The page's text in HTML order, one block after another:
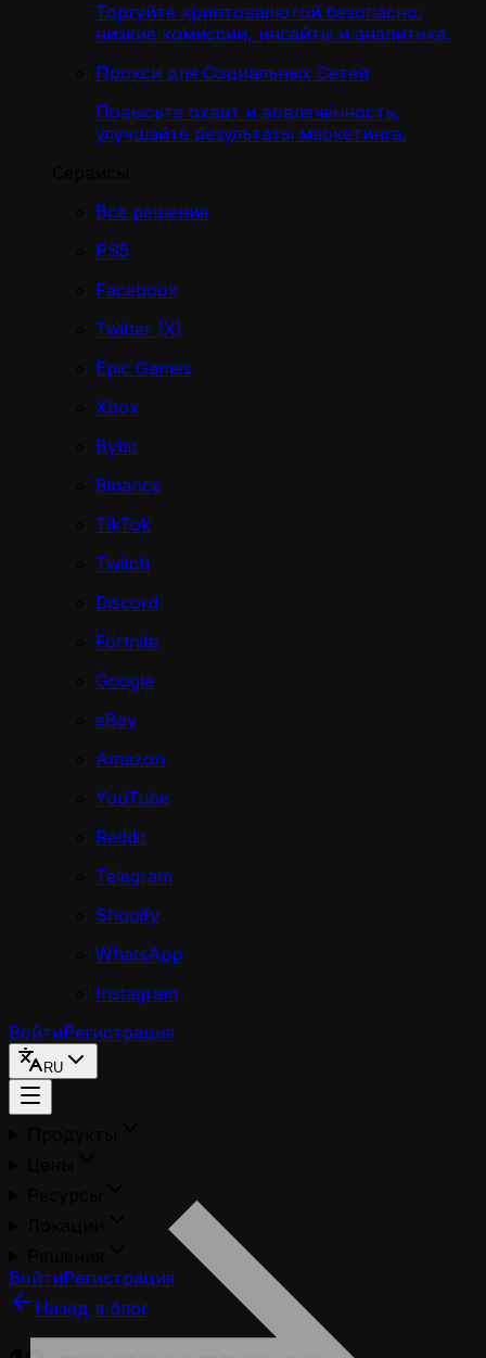
Торгуйте криптовалютой безопасно:
низкие комиссии, инсайты и аналитика.
Прокси для Социальных Сетей
Повысьте охват и вовлечённость,
улучшайте результаты маркетинга.
Все решения
PS5
Facebook
Twitter (X)
Epic Games
Xbox
Bybit
Binance
TikTok
Twitch
Discord
Fortnite
Google
eBay
Amazon
YouTube
Reddit
Telegram
Shopify
WhatsApp
Instagram
ВойтиРегистрация
RU
ВойтиРегистрация
Назад в блог